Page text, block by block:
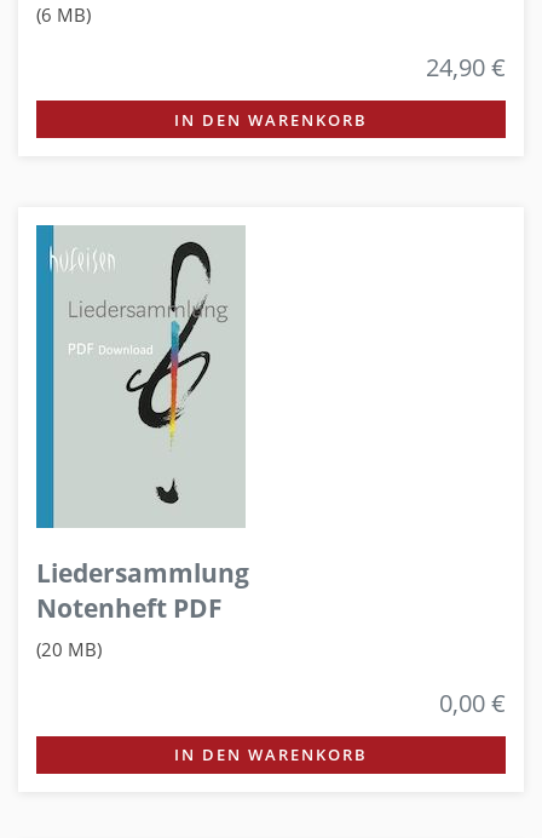
(6 MB)
24,90 €
IN DEN WARENKORB
Liedersammlung
Notenheft PDF
(20 MB)
0,00 €
IN DEN WARENKORB